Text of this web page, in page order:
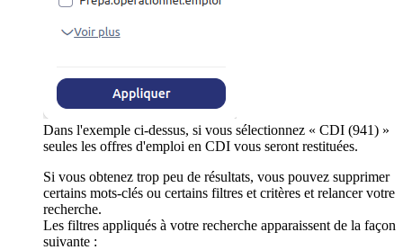
Dans l'exemple ci-dessus, si vous sélectionnez « CDI (941) »
seules les offres d'emploi en CDI vous seront restituées.
Si vous obtenez trop peu de résultats, vous pouvez supprimer
certains mots-clés ou certains filtres et critères et relancer votre
recherche.
Les filtres appliqués à votre recherche apparaissent de la façon
suivante :